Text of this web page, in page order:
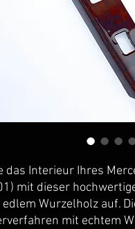
das Interieur Ihres
mit dieser
edlem Wurzelholz auf.
mit echtem